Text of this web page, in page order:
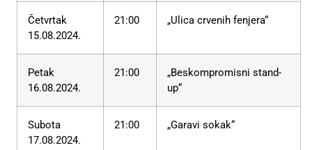
Četvrtak
15.08.2024.
21:00 „Ulica crvenih fenjera“
Petak
16.08.2024.
21:00
„Beskompromisni stand-
up“
Subota
17.08.2024.
21:00 „Garavi sokak“